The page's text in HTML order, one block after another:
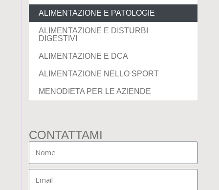
ALIMENTAZIONE E PATOLOGIE
ALIMENTAZIONE E DISTURBI
DIGESTIVI
ALIMENTAZIONE E DCA
ALIMENTAZIONE NELLO SPORT
MENODIETA PER LE AZIENDE
CONTATTAMI